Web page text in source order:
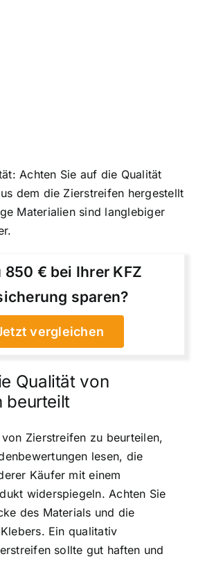
Achten Sie auf die Qualität
dem die Zierstreifen hergestellt
Materialien sind langlebiger
850 € bei Ihrer KFZ
sparen?
vergleichen
Qualität von
beurteilt
Zierstreifen zu beurteilen,
lesen, die
Käufer mit einem
widerspiegeln. Achten Sie
des Materials und die
Ein qualitativ
sollte gut haften und